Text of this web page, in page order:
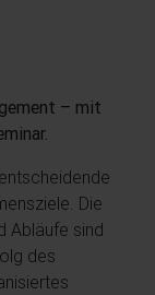
– mit
Die
Abläufe sind
des